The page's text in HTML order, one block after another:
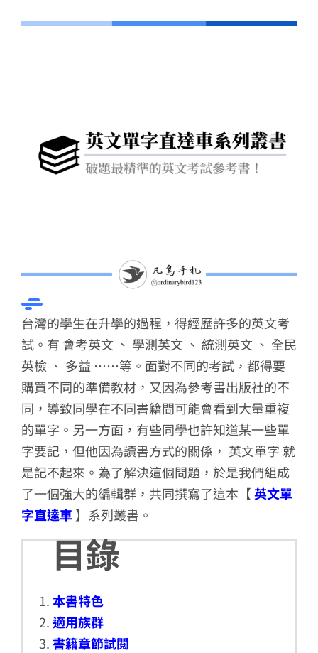
台灣的學生在升學的過程，得經歷許多的英文考
試。有 會考英文 、 學測英文 、 統測英文 、 全民
英檢 、 多益 ……等。面對不同的考試，都得要
購買不同的準備教材，又因為參考書出版社的不
同，導致同學在不同書籍間可能會看到大量重複
的單字。另一方面，有些同學也許知道某一些單
字要記，但他因為讀書方式的關係， 英文單字 就
是記不起來。為了解決這個問題，於是我們組成
了一個強大的編輯群，共同撰寫了這本【英文單
字直達車】系列叢書。
目錄
本書特色
適用族群
書籍章節試閱